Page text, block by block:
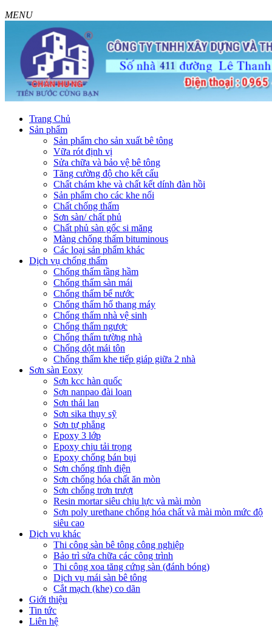
MENU
Trang Chủ
Sản phẩm
Sản phẩm cho sản xuất bê tông
Vữa rót định vị
Sửa chữa và bảo vệ bê tông
Tăng cường độ cho kết cấu
Chất chám khe và chất kết dính đàn hồi
Sản phẩm cho các khe nối
Chất chống thấm
Sơn sàn/ chất phủ
Chất phủ sàn gốc si măng
Màng chống thấm bituminous
Các loại sản phẩm khác
Dịch vụ chống thấm
Chống thấm tầng hầm
Chống thấm sàn mái
Chống thấm bể nước
Chống thấm hố thang máy
Chống thấm nhà vệ sinh
Chống thấm ngược
Chống thấm tường nhà
Chống dột mái tôn
Chống thấm khe tiếp giáp giữa 2 nhà
Sơn sàn Eoxy
Sơn kcc hàn quốc
Sơn nanpao đài loan
Sơn thái lan
Sơn sika thụy sỹ
Sơn tự phẳng
Epoxy 3 lớp
Epoxy chịu tải trọng
Epoxy chống bán bụi
Sơn chống tĩnh điện
Sơn chống hóa chất ăn mòn
Sơn chống trơn trượt
Resin mortar siêu chịu lực và mài mòn
Sơn poly urethane chống hóa chất và mài mòn mức độ
siêu cao
Dịch vụ khác
Thi công sàn bê tông công nghiệp
Bảo trì sửa chữa các công trình
Thi công xoa tăng cứng sàn (đánh bóng)
Dịch vụ mái sàn bê tông
Cắt mạch (khe) co dãn
Giới thiệu
Tin tức
Liên hệ